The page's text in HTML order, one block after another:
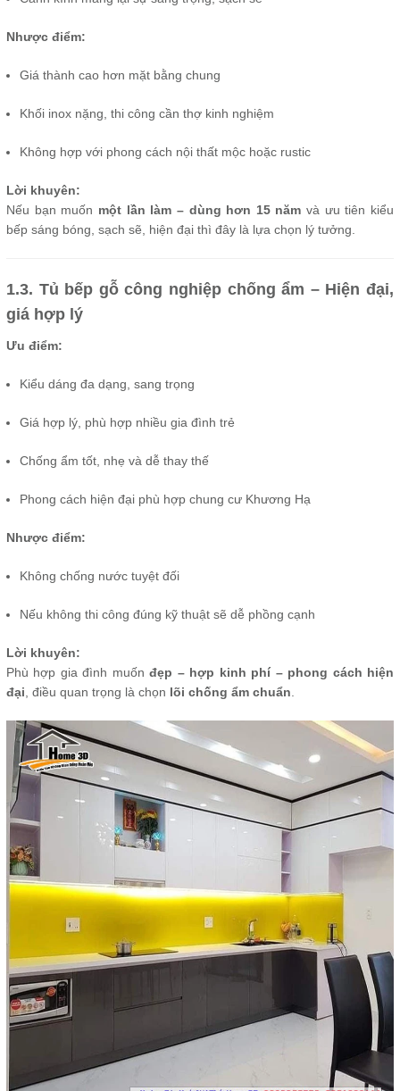
Nhược điểm:
Giá thành cao hơn mặt bằng chung
Khối inox nặng, thi công cần thợ kinh nghiệm
Không hợp với phong cách nội thất mộc hoặc rustic
Lời khuyên:
Nếu bạn muốn một lần làm – dùng hơn 15 năm và ưu tiên kiểu
bếp sáng bóng, sạch sẽ, hiện đại thì đây là lựa chọn lý tưởng.
1.3. Tủ bếp gỗ công nghiệp chống ẩm – Hiện đại,
giá hợp lý
Ưu điểm:
Kiểu dáng đa dạng, sang trọng
Giá hợp lý, phù hợp nhiều gia đình trẻ
Chống ẩm tốt, nhẹ và dễ thay thế
Phong cách hiện đại phù hợp chung cư Khương Hạ
Nhược điểm:
Không chống nước tuyệt đối
Nếu không thi công đúng kỹ thuật sẽ dễ phồng cạnh
Lời khuyên:
Phù hợp gia đình muốnđẹp – hợp kinh phí – phong cách hiện
đại , điều quan trọng là chọn lõi chống ẩm chuẩn